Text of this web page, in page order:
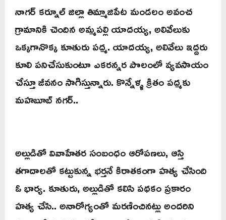
నాగర్ కర్నూల్ జిల్లా తిమ్మాజిపేట మండలం అవంచ
గ్రామానికి చెందిన అమ్మపల్లి యాదయ్య, అలివేలుకు
ఒక్కగానొక్క కూతురు పద్మ. యాదయ్య, అలివేలు ఇద్దరు
కూలి పనిచేసుకుంటూ ఎకరన్నర పొలంలో వ్యవసాయం
చేస్తూ జీవనం సాగిస్తున్నారు. కొన్నేళ్ళ క్రితం పద్మకు
మహబూబ్ నగర్..
అల్లుడితో వివాహేతర సంబంధం ఆరోపణలు, ఆస్తి
తగాదాలతో కట్టుకున్న భర్తనే కిరాతకంగా హత్య చేసింది
ఓ భార్య. కూతురు, అల్లుడితో కలిసి పథకం ప్రకారం
హత్య చేసి.. అనారోగ్యంతో మరణించినట్లు అందరిని